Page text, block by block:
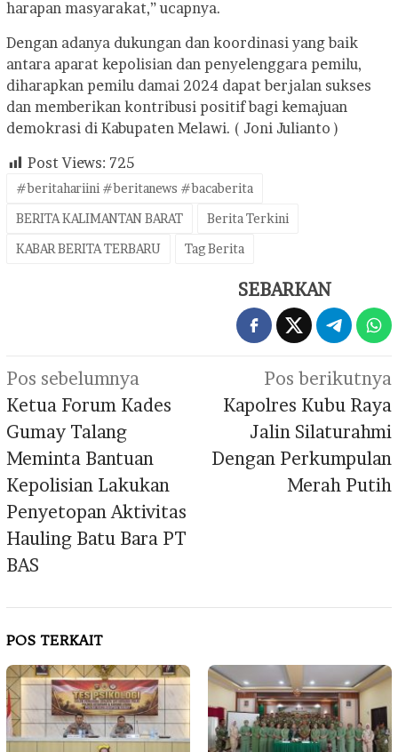
harapan masyarakat,” ucapnya.
Dengan adanya dukungan dan koordinasi yang baik
antara aparat kepolisian dan penyelenggara pemilu,
diharapkan pemilu damai 2024 dapat berjalan sukses
dan memberikan kontribusi positif bagi kemajuan
demokrasi di Kabupaten Melawi. ( Joni Julianto )
Post Views: 725
#beritahariini #beritanews #bacaberita
BERITA KALIMANTAN BARAT
Berita Terkini
KABAR BERITA TERBARU
Tag Berita
SEBARKAN
Navigasi
pos
Pos sebelumnya
Ketua Forum Kades
Gumay Talang
Meminta Bantuan
Kepolisian Lakukan
Penyetopan Aktivitas
Hauling Batu Bara PT
BAS
Pos berikutnya
Kapolres Kubu Raya
Jalin Silaturahmi
Dengan Perkumpulan
Merah Putih
POS TERKAIT